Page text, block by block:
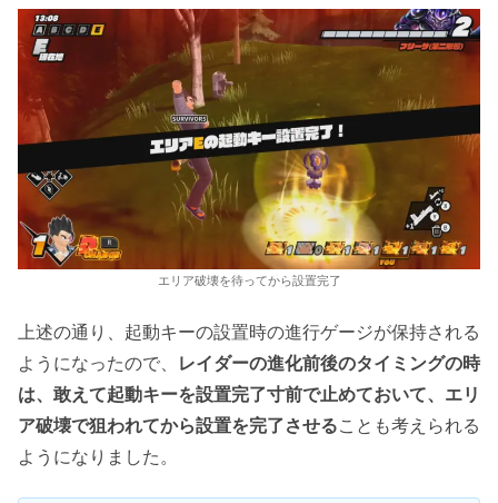
エリア破壊を待ってから設置完了
上述の通り、起動キーの設置時の進行ゲージが保持される
ようになったので、
レイダーの進化前後のタイミングの時
は、敢えて起動キーを設置完了寸前で止めておいて、エリ
ア破壊で狙われてから設置を完了させることも考えられる
ようになりました。